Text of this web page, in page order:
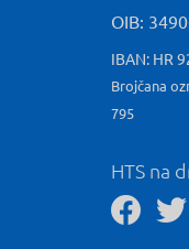
OIB:
IBAN: HR
Brojčana
795
HTS na